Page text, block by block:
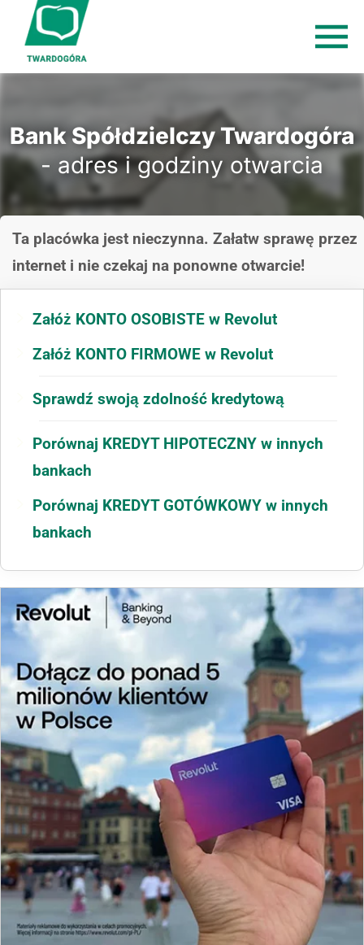
Bank Spółdzielczy Twardogóra
- adres i godziny otwarcia
Ta placówka jest nieczynna. Załatw sprawę przez
internet i nie czekaj na ponowne otwarcie!
Załóż KONTO OSOBISTE w Revolut
Załóż KONTO FIRMOWE w Revolut
Sprawdź swoją zdolność kredytową
Porównaj KREDYT HIPOTECZNY w innych
bankach
Porównaj KREDYT GOTÓWKOWY w innych
bankach